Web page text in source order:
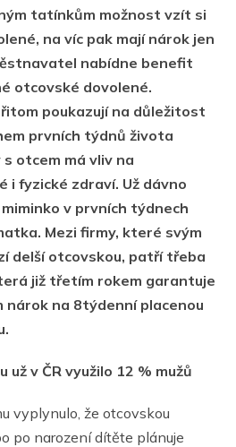
tatínkům možnost vzít si
na víc pak mají nárok jen
nabídne benefit
otcovské dovolené.
poukazují na důležitost
prvních týdnů života
otcem má vliv na
i fyzické zdraví. Už dávno
v prvních týdnech
Mezi firmy, které svým
delší otcovskou, patří třeba
již třetím rokem garantuje
nárok na 8týdenní placenou
v ČR využilo 12 % mužů
vyplynulo, že otcovskou
po narození dítěte plánuje